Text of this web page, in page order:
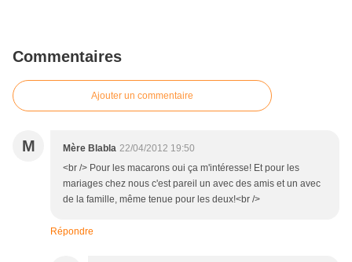
Commentaires
Ajouter un commentaire
M Mère Blabla 22/04/2012 19:50
<br /> Pour les macarons oui ça m'intéresse! Et pour les
mariages chez nous c'est pareil un avec des amis et un avec
de la famille, même tenue pour les deux!<br />
Répondre